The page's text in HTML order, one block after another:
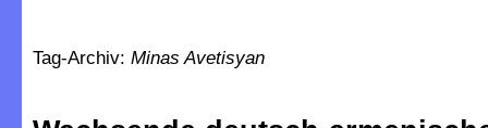
Tag-Archiv: Minas Avetisyan